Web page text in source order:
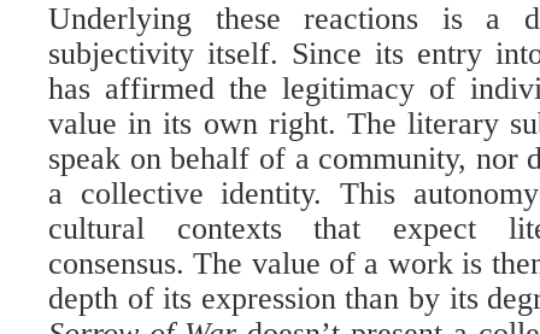
Underlying these reactions is a
subjectivity itself. Since its entry
has affirmed the legitimacy of
value in its own right. The literary
speak on behalf of a community, nor
a collective identity. This
cultural contexts that expect
consensus. The value of a work is
depth of its expression than by its